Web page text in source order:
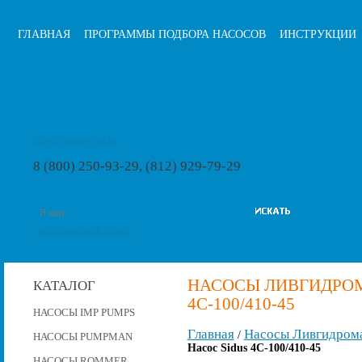
ГЛАВНАЯ ПРОГРАММЫ ПОДБОРА НАСОСОВ ИНСТРУКЦИИ
8 (800) 250-93-29, (812) 929-79-29
КАТАЛОГ
НАСОСЫ IMP PUMPS
НАСОСЫ PUMPMAN
НАСОСЫ
4С-100/410-45
Главная/ Насосы
Насос Sidus 4С-100/410-45